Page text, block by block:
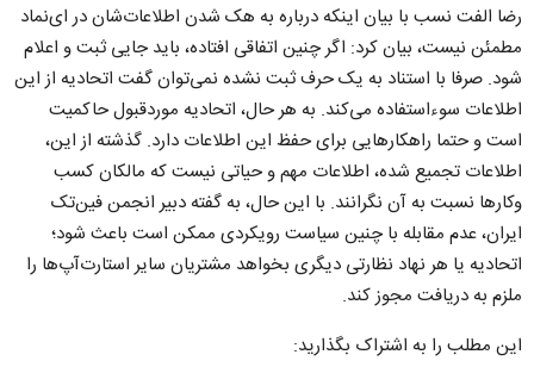
رضا الفت نسب با بیان اینکه درباره به هک شدن اطلاعات‌شان در ای‌نماد
مطمئن نیست، بیان کرد: اگر چنین اتفاقی افتاده، باید جایی ثبت و اعلام
شود. صرفا با استناد به یک حرف ثبت نشده نمی‌توان گفت اتحادیه از این
اطلاعات سوءاستفاده می‌کند. به هر حال، اتحادیه موردقبول حاکمیت
است و حتما راهکارهایی برای حفظ این اطلاعات دارد. گذشته از این،
اطلاعات تجمیع شده، اطلاعات مهم و حیاتی نیست که مالکان کسب
وکارها نسبت به آن نگرانند. با این حال، به گفته دبیر انجمن فین‌تک
ایران، عدم مقابله با چنین سیاست رویکردی ممکن است باعث شود؛
اتحادیه یا هر نهاد نظارتی دیگری بخواهد مشتریان سایر استارت‌آپ‌ها را
ملزم به دریافت مجوز کند.
این مطلب را به اشتراک بگذارید: